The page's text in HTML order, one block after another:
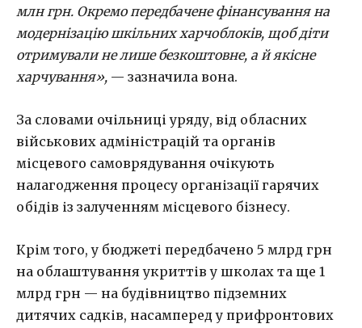
млн грн. Окремо передбачене фінансування на
модернізацію шкільних харчоблоків, щоб діти
отримували не лише безкоштовне, а й якісне
харчування», — зазначила вона.
За словами очільниці уряду, від обласних
військових адміністрацій та органів
місцевого самоврядування очікують
налагодження процесу організації гарячих
обідів із залученням місцевого бізнесу.
Крім того, у бюджеті передбачено 5 млрд грн
на облаштування укриттів у школах та ще 1
млрд грн — на будівництво підземних
дитячих садків, насамперед у прифронтових